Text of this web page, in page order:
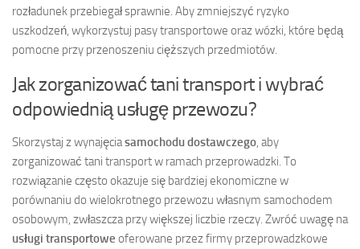
rozładunek przebiegał sprawnie. Aby zmniejszyć ryzyko
uszkodzeń, wykorzystuj pasy transportowe oraz wózki, które będą
pomocne przy przenoszeniu cięższych przedmiotów.
Jak zorganizować tani transport i wybrać
odpowiednią usługę przewozu?
Skorzystaj z wynajęciasamochodu dostawczego , aby
zorganizować tani transport w ramach przeprowadzki. To
rozwiązanie często okazuje się bardziej ekonomiczne w
porównaniu do wielokrotnego przewozu własnym samochodem
osobowym, zwłaszcza przy większej liczbie rzeczy. Zwróć uwagę na
usługi transportowe oferowane przez firmy przeprowadzkowe